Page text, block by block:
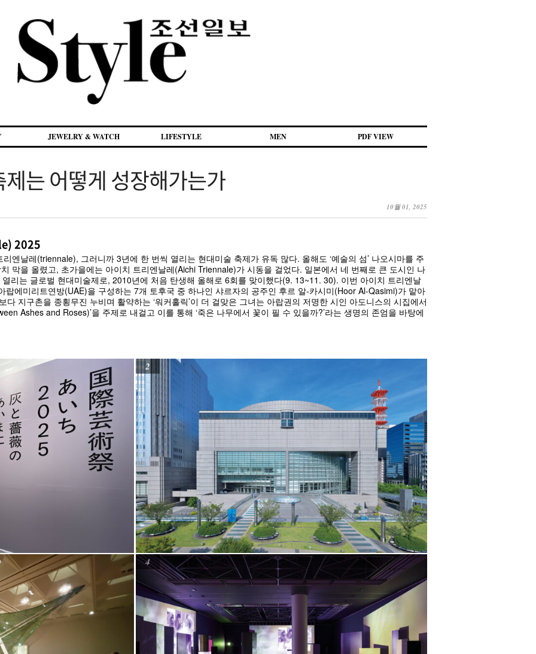
JEWELRY & WATCH LIFESTYLE MEN PDF VIEW
는 어떻게 성장해가는가
10월 01, 2025
2025
엔날레(triennale), 그러니까 3년에 한 번씩 열리는 현대미술 축제가 유독 많다. 올해도 ‘예술의 섬’ 나오시마를 주
막을 올렸고, 초가을에는 아이치 트리엔날레(Aichi Triennale)가 시동을 걸었다. 일본에서 네 번째로 큰 도시인 나
리는 글로벌 현대미술제로, 2010년에 처음 탄생해 올해로 6회를 맞이했다(9. 13~11. 30). 이번 아이치 트리엔날
랍에미리트연방(UAE)을 구성하는 7개 토후국 중 하나인 샤르자의 공주인 후르 알-카시미(Hoor Al-Qasimi)가 맡아
다 지구촌을 종횡무진 누비며 활약하는 ‘워커홀릭’이 더 걸맞은 그녀는 아랍권의 저명한 시인 아도니스의 시집에서
Ashes and Roses)’을 주제로 내걸고 이를 통해 ‘죽은 나무에서 꽃이 필 수 있을까?’라는 생명의 존엄을 바탕에
2
4